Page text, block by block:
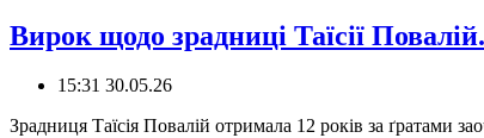
Вирок щодо зрадниці Таїсії
15:31 30.05.26
Зрадниця Таїсія Повалій отримала 12 років за ґратами